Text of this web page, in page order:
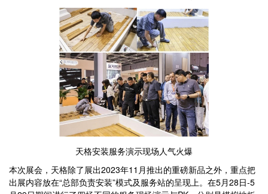
天格安装服务演示现场人气火爆
本次展会，天格除了展出2023年11月推出的重磅新品之外，重点把
出展内容放在“总部负责安装”模式及服务站的呈现上。在5月28日-5